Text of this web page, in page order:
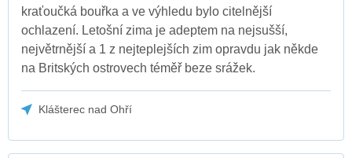
kraťoučká bouřka a ve výhledu bylo citelnější
ochlazení. Letošní zima je adeptem na nejsušší,
největrnější a 1 z nejteplejších zim opravdu jak někde
na Britských ostrovech téměř beze srážek.
Klášterec nad Ohří